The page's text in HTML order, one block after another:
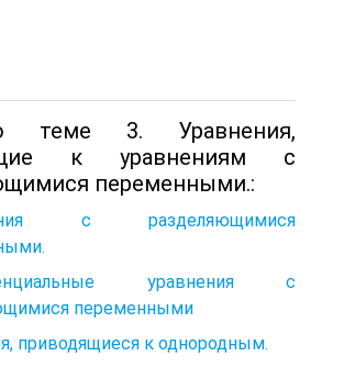
теме 3. Уравнения,
к уравнениям с
переменными.:
с разделяющимися
уравнения с
переменными
приводящиеся к однородным.